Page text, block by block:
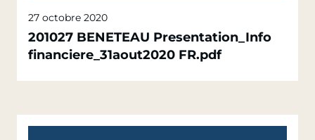
27 octobre 2020
201027 BENETEAU Presentation_Info
financiere_31aout2020 FR.pdf